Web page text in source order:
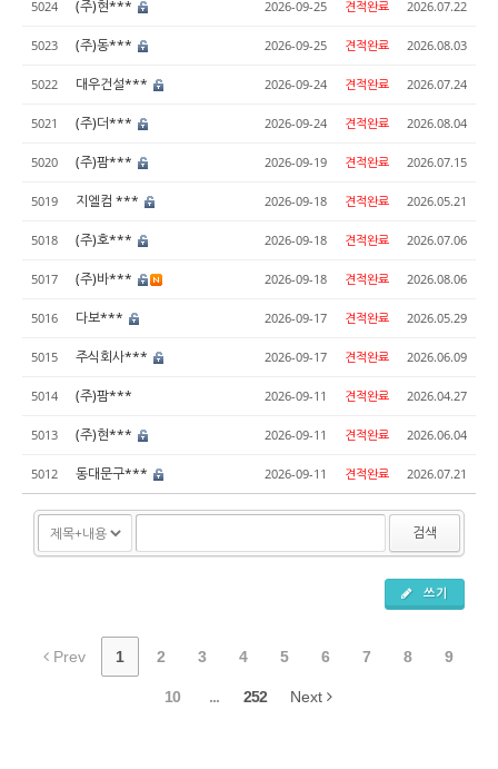
5024 (주)현*** 2026-09-25 견적완료 2026.07.22
5023 (주)동*** 2026-09-25 견적완료 2026.08.03
5022 대우건설*** 2026-09-24 견적완료 2026.07.24
5021 (주)더*** 2026-09-24 견적완료 2026.08.04
5020 (주)팜*** 2026-09-19 견적완료 2026.07.15
5019 지엘컴 *** 2026-09-18 견적완료 2026.05.21
5018 (주)호*** 2026-09-18 견적완료 2026.07.06
5017 (주)바*** 2026-09-18 견적완료 2026.08.06
5016 다보*** 2026-09-17 견적완료 2026.05.29
5015 주식회사*** 2026-09-17 견적완료 2026.06.09
5014 (주)팜*** 2026-09-11 견적완료 2026.04.27
5013 (주)현*** 2026-09-11 견적완료 2026.06.04
5012 동대문구*** 2026-09-11 견적완료 2026.07.21
검색
쓰기
Prev 1 2 3 4 5 6 7 8 9
10 ... 252 Next